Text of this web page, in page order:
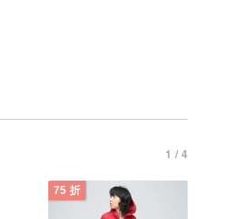
1 / 4
75 折